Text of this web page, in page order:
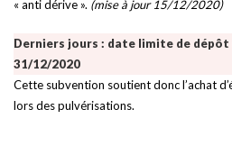
« anti dérive ». (mise à jour 15/12/2020)
Derniers jours : date limite de dépôt
31/12/2020
Cette subvention soutient donc l’achat
lors des pulvérisations.